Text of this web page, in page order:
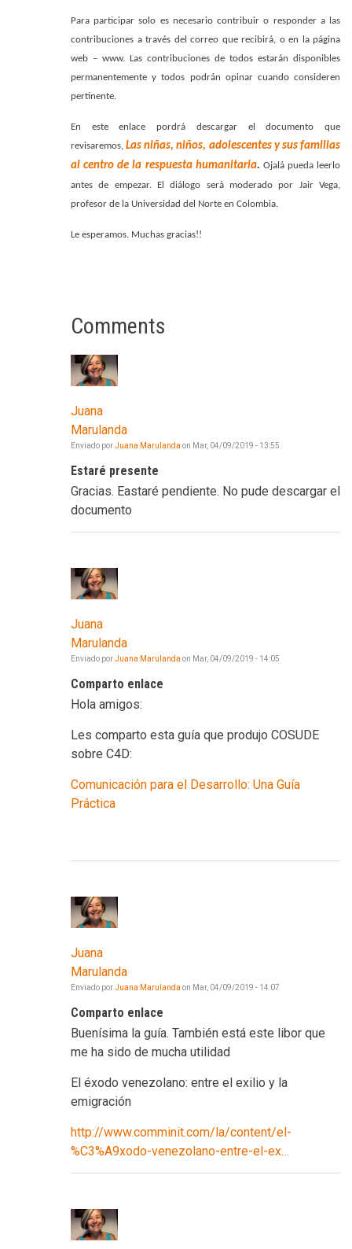
Para participar solo es necesario contribuir o responder a las
contribuciones a través del correo que recibirá, o en la página
web – www. Las contribuciones de todos estarán disponibles
permanentemente y todos podrán opinar cuando consideren
pertinente.
En este enlace pordrá descargar el documento que
revisaremos,Las niñas, niños, adolescentes y sus familias
al centro de la respuesta humanitaria. Ojalá pueda leerlo
antes de empezar. El diálogo será moderado por Jair Vega,
profesor de la Universidad del Norte en Colombia.
Le esperamos. Muchas gracias!!
Comments
Juana
Marulanda
Enviado porJuana Marulanda on Mar, 04/09/2019 - 13:55
Estaré presente
Gracias. Eastaré pendiente. No pude descargar el
documento
Juana
Marulanda
Enviado porJuana Marulanda on Mar, 04/09/2019 - 14:05
Comparto enlace
Hola amigos:
Les comparto esta guía que produjo COSUDE
sobre C4D:
Comunicación para el Desarrollo: Una Guía
Práctica
Juana
Marulanda
Enviado porJuana Marulanda on Mar, 04/09/2019 - 14:07
Comparto enlace
Buenísima la guía. También está este libor que
me ha sido de mucha utilidad
El éxodo venezolano: entre el exilio y la
emigración
http://www.comminit.com/la/content/el-
%C3%A9xodo-venezolano-entre-el-ex…